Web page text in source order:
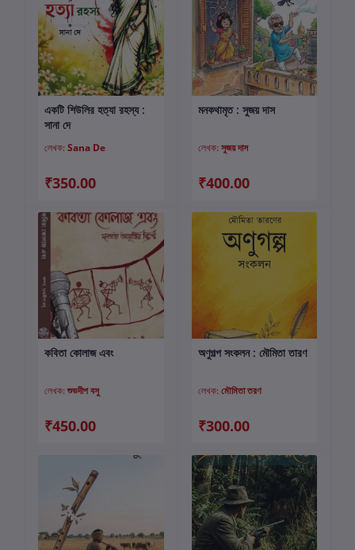
কার্টে যোগ করুন
একটি শিউলির হত্যা রহস্য :
সানা দে
লেখক: Sana De
₹350.00
কার্টে যোগ করুন
মনকথামৃত : সুজয় দাস
লেখক: সুজয় দাস
₹400.00
কার্টে যোগ করুন
কবিতা কোলাজ এবং
লেখক: শুভদীপ বসু
₹450.00
কার্টে যোগ করুন
অণুগল্প সংকলন : মৌমিতা তারণ
লেখক: মৌমিতা তরণ
₹300.00